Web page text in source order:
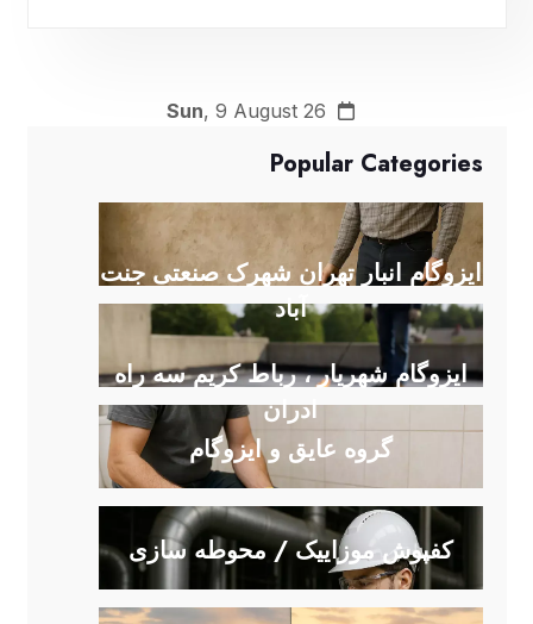
Sun, 9 August 26
Popular Categories
ایزوگام انبار تهران شهرک صنعتی جنت
آباد
ایزوگام شهریار ، رباط کریم سه راه
ادران
گروه عایق و ایزوگام
کفپوش موزاییک / محوطه سازی